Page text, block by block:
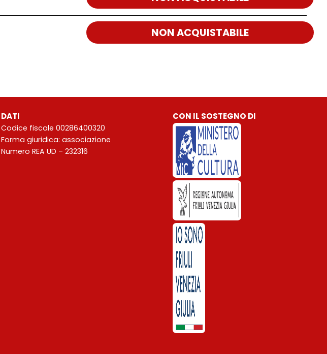
NON ACQUISTABILE
DATI
Codice fiscale 00286400320
Forma giuridica: associazione
Numero REA UD – 232316
CON IL SOSTEGNO DI